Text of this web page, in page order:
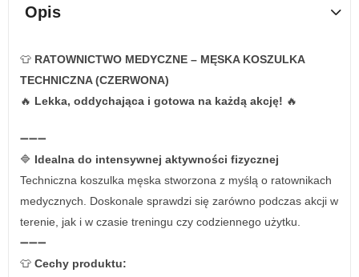
Opis
👕 RATOWNICTWO MEDYCZNE – MĘSKA KOSZULKA
TECHNICZNA (CZERWONA)
🔥 Lekka, oddychająca i gotowa na każdą akcję! 🔥
➖➖➖
🔷 Idealna do intensywnej aktywności fizycznej
Techniczna koszulka męska stworzona z myślą o ratownikach
medycznych. Doskonale sprawdzi się zarówno podczas akcji w
terenie, jak i w czasie treningu czy codziennego użytku.
➖➖➖
👕 Cechy produktu: